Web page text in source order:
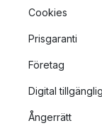
Cookies
Prisgaranti
Företag
Digital
Ångerrätt